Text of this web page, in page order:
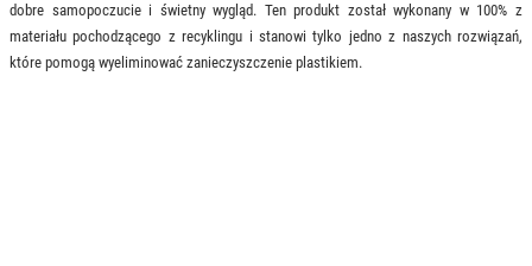
dobre samopoczucie i świetny wygląd. Ten produkt został wykonany w 100% z
materiału pochodzącego z recyklingu i stanowi tylko jedno z naszych rozwiązań,
które pomogą wyeliminować zanieczyszczenie plastikiem.